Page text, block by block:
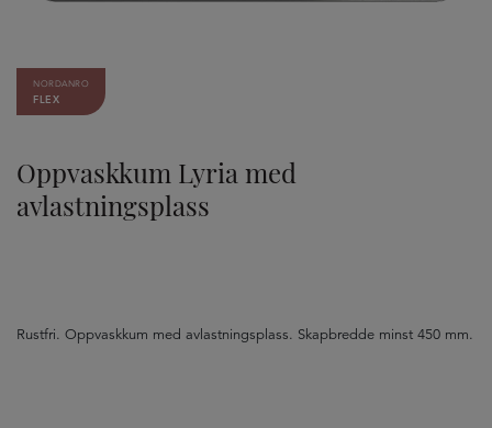
Oppvaskkum Lyria med
avlastningsplass
NORDANRO
FLEX
Rustfri. Oppvaskkum med avlastningsplass. Skapbredde minst 450 mm.